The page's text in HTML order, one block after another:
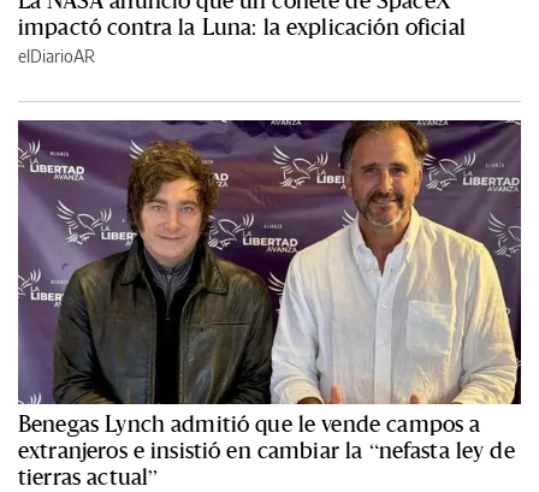
impactó contra la Luna: la explicación oficial
elDiarioAR
Benegas Lynch admitió que le vende campos a
extranjeros e insistió en cambiar la “nefasta ley de
tierras actual”